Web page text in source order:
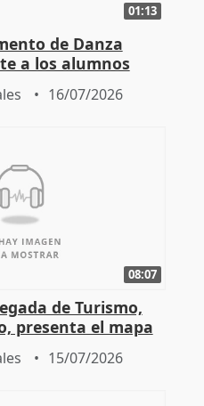
01:13
de Danza
a los alumnos
a flor de piel"
16/07/2026
08:07
de Turismo,
presenta el mapa
madrileñas'
15/07/2026